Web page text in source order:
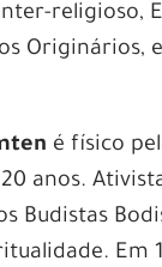
religioso,
Originários,
é físico
anos.
Budistas